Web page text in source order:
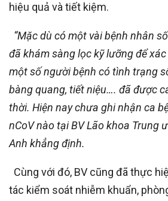
hiệu quả và tiết kiệm.
“Mặc dù có một vài bệnh nhân
đã khám sàng lọc kỹ lưỡng để
một số người bệnh có tình trạng
bàng quang, tiết niệu…. đã được
thời. Hiện nay chưa ghi nhận ca
nCoV nào tại BV Lão khoa Trung
Anh khẳng định.
Cùng với đó, BV cũng đã thực
tác kiểm soát nhiễm khuẩn,